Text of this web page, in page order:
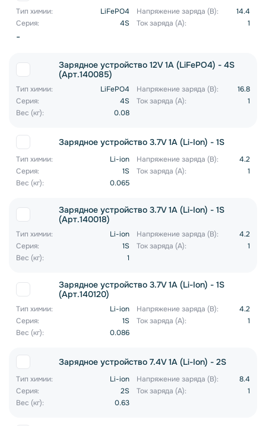
Тип химии: LiFePO4 Напряжение заряда (В):
14.4
Серия:
4S Ток заряда (А): 1
-
Зарядное устройство 12V 1A (LiFePO4) - 4S
(Арт.140085)
Тип химии: LiFePO4 Напряжение заряда (В):
16.8
Серия:
4S Ток заряда (А):
1
Вес (кг):
0.08
Зарядное устройство 3.7V 1A (Li-Ion) - 1S
Тип химии: Li-ion Напряжение заряда (В):
4.2
Серия:
1S Ток заряда (А):
1
Вес (кг):
0.065
Зарядное устройство 3.7V 1A (Li-Ion) - 1S
(Арт.140018)
Тип химии: Li-ion Напряжение заряда (В):
4.2
Серия:
1S Ток заряда (А):
1
Вес (кг):
1
Зарядное устройство 3.7V 1A (Li-Ion) - 1S
(Арт.140120)
Тип химии: Li-ion Напряжение заряда (В):
4.2
Серия:
1S Ток заряда (А):
1
Вес (кг):
0.086
Зарядное устройство 7.4V 1A (Li-Ion) - 2S
Тип химии: Li-ion Напряжение заряда (В):
8.4
Серия:
2S Ток заряда (А):
1
Вес (кг):
0.63